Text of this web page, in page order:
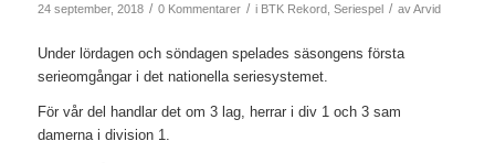
24 september, 2018 / 0 Kommentarer / i BTK Rekord, Seriespel / avArvid
Under lördagen och söndagen spelades säsongens första
serieomgångar i det nationella seriesystemet.
För vår del handlar det om 3 lag, herrar i div 1 och 3 sam
damerna i division 1.